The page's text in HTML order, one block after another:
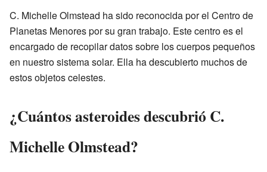
C. Michelle Olmstead ha sido reconocida por el Centro de
Planetas Menores por su gran trabajo. Este centro es el
encargado de recopilar datos sobre los cuerpos pequeños
en nuestro sistema solar. Ella ha descubierto muchos de
estos objetos celestes.
¿Cuántos asteroides descubrió C.
Michelle Olmstead?